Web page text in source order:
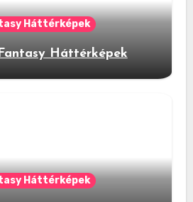
Háttérképek
Háttérképek
Háttérképek